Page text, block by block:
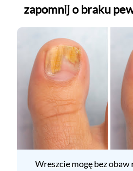
zapomnij o braku
Wreszcie mogę bez obaw